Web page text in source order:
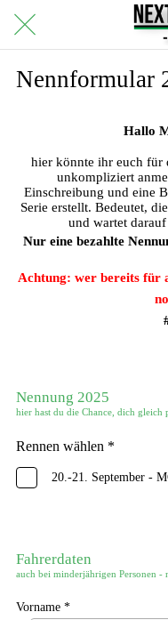
Nennformular
Hallo
hier könnte ihr euch für
unkompliziert
Einschreibung und eine
Serie erstellt. Bedeutet,
und wartet
Nur eine bezahlte
Achtung: wer bereits für
Nennung 2025
hier hast du die Chance, dich gleich
Rennen wählen *
20.-21. September -
Fahrerdaten
auch bei minderjährigen Personen -
Vorname *